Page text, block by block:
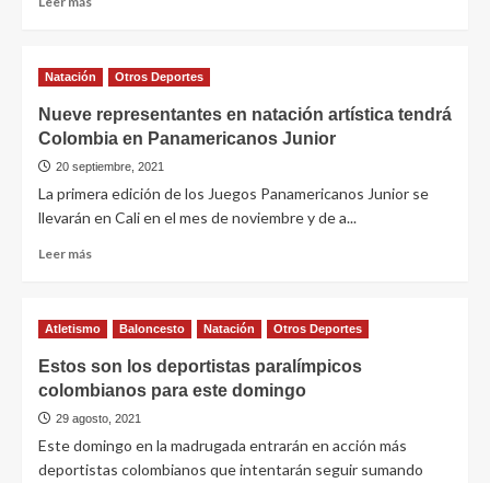
Natación Otros Deportes
Nueve representantes en natación artística tendrá
Colombia en Panamericanos Junior
20 septiembre, 2021
La primera edición de los Juegos Panamericanos Junior se
llevarán en Cali en el mes de noviembre y de a...
Leer más
Atletismo Baloncesto Natación Otros Deportes
Estos son los deportistas paralímpicos
colombianos para este domingo
29 agosto, 2021
Este domingo en la madrugada entrarán en acción más
deportistas colombianos que intentarán seguir sumando